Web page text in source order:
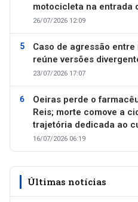
motocicleta na entrada
26/07/2026 12:09
Caso de agressão
reúne versões
23/07/2026 17:07
Oeiras perde o
Reis; morte comove a
trajetória dedicada ao
16/07/2026 06:19
Últimas notícias